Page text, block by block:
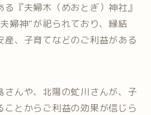
『夫婦木（めおとぎ）神社』
婦神”が祀られており、縁結
、子育てなどのご利益がある
さんや、北陽の虻川さんが、子
とからご利益の効果が信じら